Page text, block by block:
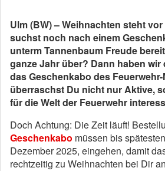
Ulm (BW) – Weihnachten steht
suchst noch nach einem
unterm Tannenbaum Freude
ganze Jahr über? Dann haben wir
das Geschenkabo des
überraschst Du nicht nur Aktive,
für die Welt der Feuerwehr
Doch Achtung: Die Zeit läuft!
Geschenkabo müssen bis
Dezember 2025, eingehen, damit
rechtzeitig zu Weihnachten bei Dir